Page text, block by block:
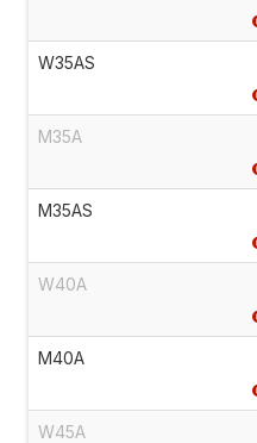
W35AS
M35A
M35AS
W40A
M40A
W45A